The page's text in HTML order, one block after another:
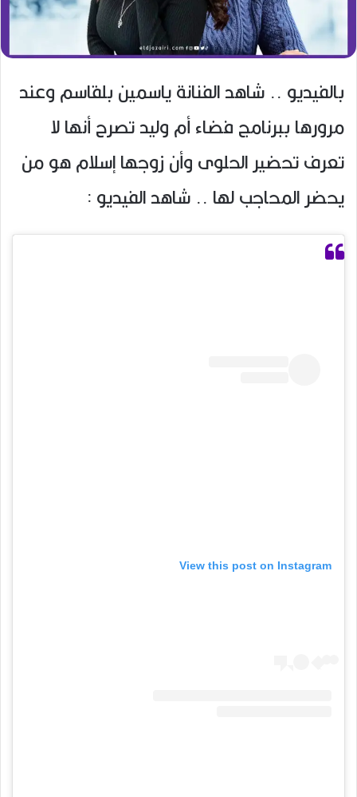
بالفيديو .. شاهد الفنانة ياسمين بلقاسم وعند
مرورها ببرنامج فضاء أم وليد تصرح أنها لا
تعرف تحضير الحلوى وأن زوجها إسلام هو من
يحضر المحاجب لها .. شاهد الفيديو :
View this post on Instagram